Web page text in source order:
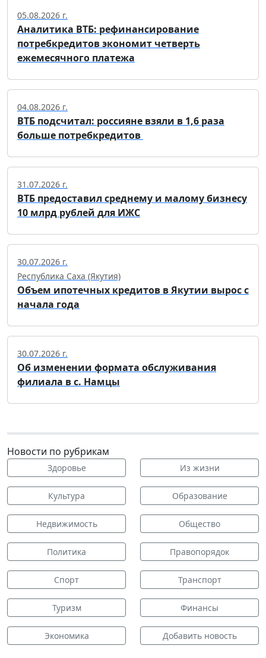
05.08.2026 г.
Аналитика ВТБ: рефинансирование
потребкредитов экономит четверть
ежемесячного платежа
04.08.2026 г.
ВТБ подсчитал: россияне взяли в 1,6 раза
больше потребкредитов
31.07.2026 г.
ВТБ предоставил среднему и малому бизнесу
10 млрд рублей для ИЖС
30.07.2026 г.
Республика Саха (Якутия)
Объем ипотечных кредитов в Якутии вырос с
начала года
30.07.2026 г.
Об изменении формата обслуживания
филиала в с. Намцы
Новости по рубрикам
Здоровье Из жизни
Культура Образование
Недвижимость Общество
Политика Правопорядок
Спорт Транспорт
Туризм Финансы
Экономика Добавить новость